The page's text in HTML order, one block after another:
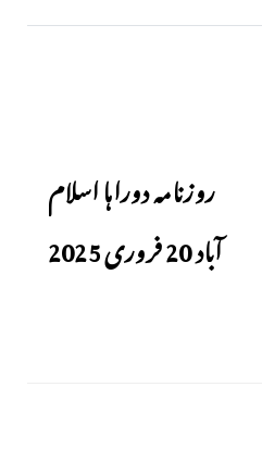
روزنامہ دوراہا اسلام
آباد 20 فروری 2025